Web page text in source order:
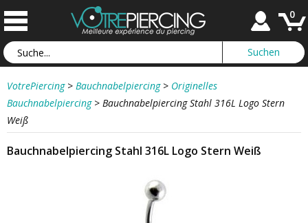
0
VotrePiercing > Bauchnabelpiercing > Originelles
Bauchnabelpiercing > Bauchnabelpiercing Stahl 316L Logo Stern
Weiß
Bauchnabelpiercing Stahl 316L Logo Stern Weiß